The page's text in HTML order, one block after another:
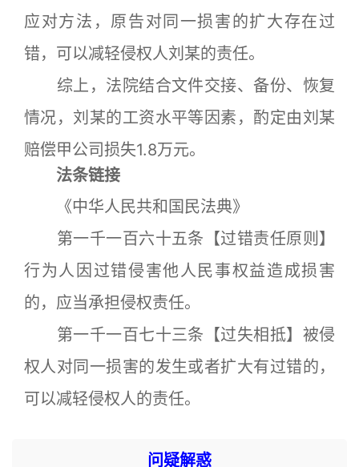
应对方法，原告对同一损害的扩大存在过
错，可以减轻侵权人刘某的责任。
综上，法院结合文件交接、备份、恢复
情况，刘某的工资水平等因素，酌定由刘某
赔偿甲公司损失1.8万元。
法条链接
《中华人民共和国民法典》
第一千一百六十五条【过错责任原则】
行为人因过错侵害他人民事权益造成损害
的，应当承担侵权责任。
第一千一百七十三条【过失相抵】被侵
权人对同一损害的发生或者扩大有过错的，
可以减轻侵权人的责任。
问疑解惑